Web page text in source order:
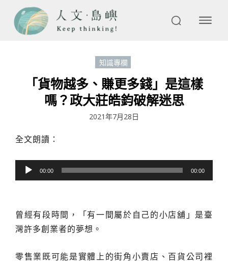
知識專欄
「貨物越多、賺更多錢」是這樣
嗎？政大莊皓鈞破解迷思
2021年7月28日
全文朗讀：
訊
放
器
00:00 00:00
曾經有段時間，「有一間屬於自己的小店舖」是臺
灣許多創業者的夢想。
零售業既可能是實體上的街角小賣店、百貨公司裡